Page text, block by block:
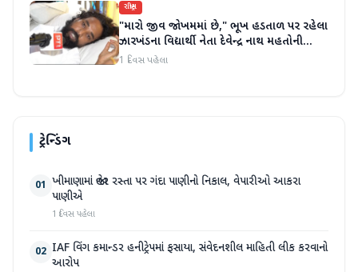
રાષ્ટ્રીય
"મારો જીવ જોખમમાં છે," ભૂખ હડતાળ પર રહેલા
ઝારખંડના વિદ્યાર્થી નેતા દેવેન્દ્ર નાથ મહતોની
તબિયત ખરાબ
1 દિવસ પહેલા
ટ્રેન્ડિંગ
01 ખીમાણામાં જાહેર રસ્તા પર ગંદા પાણીનો નિકાલ, વેપારીઓ આકરા
પાણીએ
1 દિવસ પહેલા
02 IAF વિંગ કમાન્ડર હનીટ્રેપમાં ફસાયા, સંવેદનશીલ માહિતી લીક કરવાનો
આરોપ